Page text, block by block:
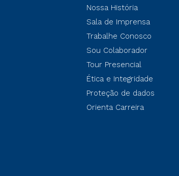
Nossa História
Sala de Imprensa
Trabalhe Conosco
Sou Colaborador
Tour Presencial
Ética e Integridade
Proteção de dados
Orienta Carreira